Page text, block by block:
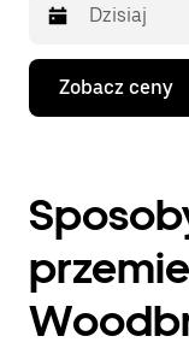
Naciśnij
klawisz
strzałki
do
kalendarza
datę.
Naciśnij
klawisz
„Escape”,
Zobacz ceny